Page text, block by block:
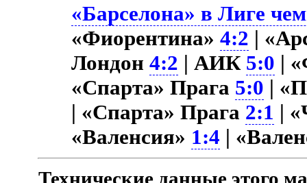
«Барселона» в Лиге
«Фиорентина»4:2 |
Лондон4:2 | АИК 5:0 |
«Спарта» Прага 5:0 |
| «Спарта» Прага 2:1 |
«Валенсия» 1:4 |
Технические данные этого